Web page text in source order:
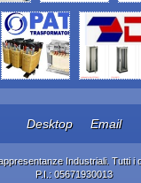
Desktop Email
Industriali. Tutti i
P.I.: 05671930013